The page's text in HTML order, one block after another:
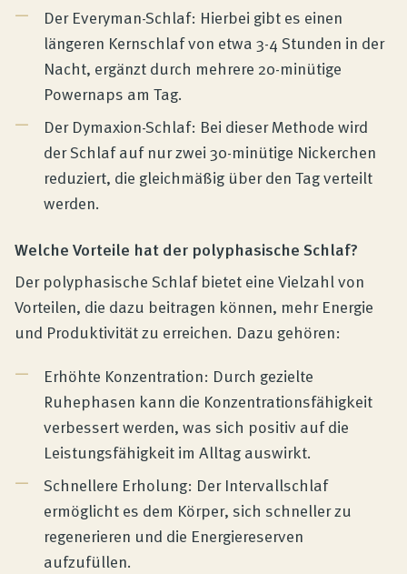
Der Everyman-Schlaf: Hierbei gibt es einen
längeren Kernschlaf von etwa 3-4 Stunden in der
Nacht, ergänzt durch mehrere 20-minütige
Powernaps am Tag.
Der Dymaxion-Schlaf: Bei dieser Methode wird
der Schlaf auf nur zwei 30-minütige Nickerchen
reduziert, die gleichmäßig über den Tag verteilt
werden.
Welche Vorteile hat der polyphasische Schlaf?
Der polyphasische Schlaf bietet eine Vielzahl von
Vorteilen, die dazu beitragen können, mehr Energie
und Produktivität zu erreichen. Dazu gehören:
Erhöhte Konzentration: Durch gezielte
Ruhephasen kann die Konzentrationsfähigkeit
verbessert werden, was sich positiv auf die
Leistungsfähigkeit im Alltag auswirkt.
Schnellere Erholung: Der Intervallschlaf
ermöglicht es dem Körper, sich schneller zu
regenerieren und die Energiereserven
aufzufüllen.